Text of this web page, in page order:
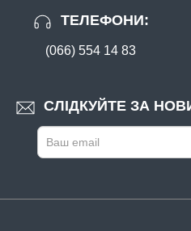
ТЕЛЕФОНИ:
(066) 554 14 83
СЛІДКУЙТЕ ЗА